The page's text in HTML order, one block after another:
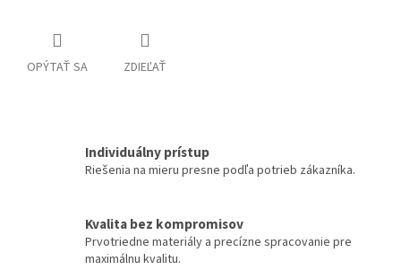
OPÝTAŤ SA ZDIEĽAŤ
Individuálny prístup
Riešenia na mieru presne podľa potrieb zákazníka.
Kvalita bez kompromisov
Prvotriedne materiály a precízne spracovanie pre
maximálnu kvalitu.